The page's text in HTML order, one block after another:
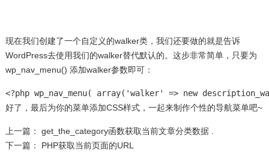
现在我们创建了一个自定义的walker类，我们还要做的就是告诉
WordPress去使用我们的walker替代默认的。这步非常简单，只要为
wp_nav_menu() 添加walker参数即可：
<?php wp_nav_menu( array('walker' => new
好了，最后为你的菜单添加CSS样式，一起来制作个性的导航菜单吧~
上一篇：
get_the_category函数获取当前文章分类数据 .
下一篇：
PHP获取当前页面的URL